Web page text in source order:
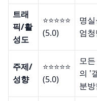
트래
픽/활
성도
⭐️⭐️⭐️⭐️⭐️
(5.0)
명
엄
주제/
성향
⭐️⭐️⭐️⭐️⭐️
(5.0)
모
의 '
분